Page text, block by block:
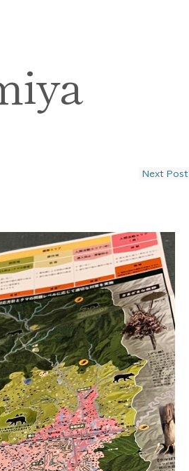
Next Post